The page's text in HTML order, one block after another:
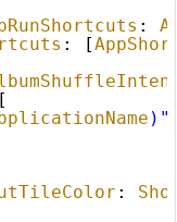
:
: [
)"
: